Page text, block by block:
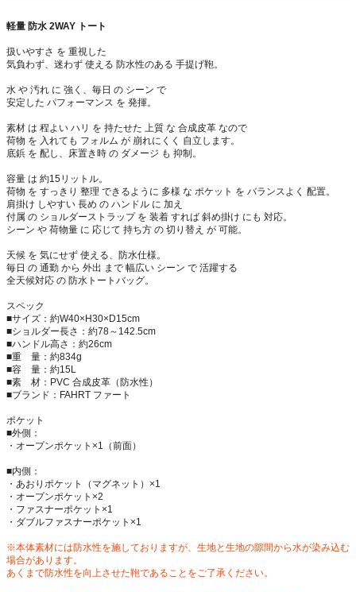
軽量 防水 2WAY トート
扱いやすさ を 重視した
気負わず、迷わず 使える 防水性のある 手提げ鞄。
水 や 汚れ に 強く、毎日 の シーン で
安定した パフォーマンス を 発揮。
素材 は 程よい ハリ を 持たせた 上質 な 合成皮革 なので
荷物 を 入れても フォルム が 崩れにくく 自立します。
底鋲 を 配し、床置き時 の ダメージ も 抑制。
容量 は 約15リットル。
荷物 を すっきり 整理 できるように 多様 な ポケット を バランスよく 配置。
肩掛け しやすい 長め の ハンドル に 加え
付属 の ショルダーストラップ を 装着 すれば 斜め掛け にも 対応。
シーン や 荷物量 に 応じて 持ち方 の 切り替え が 可能。
天候 を 気にせず 使える、防水仕様。
毎日 の 通勤 から 外出 まで 幅広い シーン で 活躍する
全天候対応 の 防水トートバッグ。
スペック
■サイズ：約W40×H30×D15cm
■ショルダー長さ：約78～142.5cm
■ハンドル高さ：約26cm
■重 量：約834g
■容 量：約15L
■素 材：PVC 合成皮革（防水性）
■ブランド：FAHRT ファート
ポケット
■外側：
・オープンポケット×1（前面）
■内側：
・あおりポケット（マグネット）×1
・オープンポケット×2
・ファスナーポケット×1
・ダブルファスナーポケット×1
※本体素材には防水性を施しておりますが、生地と生地の隙間から水が染み込む
場合があります。
あくまで防水性を向上させた鞄であることをご了承ください。